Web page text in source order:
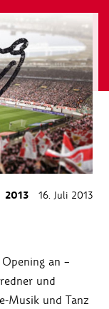
2013 16. Juli 2013
an –
und
Musik und Tanz